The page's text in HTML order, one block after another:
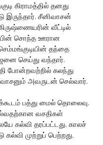
கிராமத்தில் தனது
இருந்தார். சீனிவாசன்
வீட்டில்
சொந்த ஊரான
செம்மங்குடியின் தந்தை
செய்து வந்தார்.
போன்றவற்றில் கலந்து
அவருடன் செல்வார்.
பத்து மைல் தொலைவு.
வசதிகள்
கல்வி தரப்பட்டது. காலச்
முற்றுப் பெற்றது.